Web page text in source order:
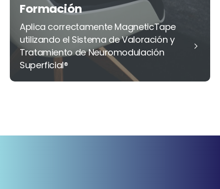
Formación
Aplica correctamente MagneticTape
utilizando el Sistema de Valoración y
Tratamiento de Neuromodulación
Superficial®